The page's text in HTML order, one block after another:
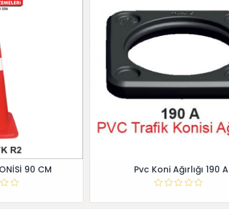
90 CM Pvc Koni Ağırlığı 190 A